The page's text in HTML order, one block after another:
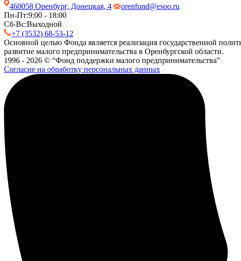
460058 Оренбург, Донецкая, 4
orenfund@esoo.ru
Пн-Пт:9:00 - 18:00
Сб-Вс:Выходной
+7 (3532) 68-53-12
Основной целью Фонда является реализация государственной
развитие малого предпринимательства в Оренбургской области.
1996 - 2026 © “Фонд поддержки малого предпринимательства”
Согласие на обработку персональных данных